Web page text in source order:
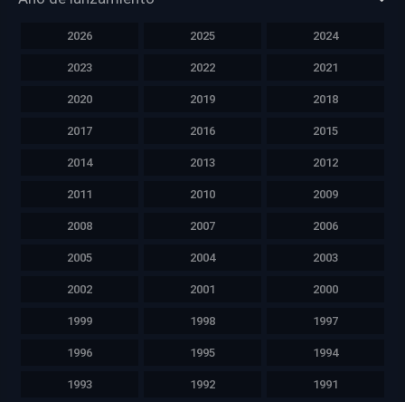
2026 2025 2024
2023 2022 2021
2020 2019 2018
2017 2016 2015
2014 2013 2012
2011 2010 2009
2008 2007 2006
2005 2004 2003
2002 2001 2000
1999 1998 1997
1996 1995 1994
1993 1992 1991